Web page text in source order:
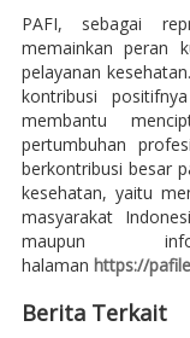
PAFI, sebagai
memainkan peran
pelayanan
kontribusi
membantu
pertumbuhan
berkontribusi besar
kesehatan, yaitu
masyarakat
maupun
halaman https://
Berita Terkait